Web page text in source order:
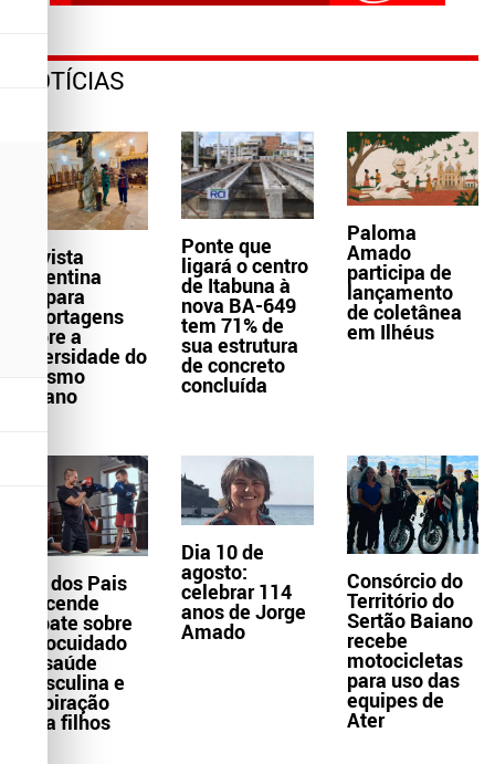
NOTÍCIAS
Revista
argentina
prepara
reportagens
sobre a
diversidade do
turismo
baiano
Ponte que
ligará o centro
de Itabuna à
nova BA-649
tem 71% de
sua estrutura
de concreto
concluída
Paloma
Amado
participa de
lançamento
de coletânea
em Ilhéus
Dia dos Pais
reacende
debate sobre
autocuidado
da saúde
masculina e
inspiração
para filhos
Dia 10 de
agosto:
celebrar 114
anos de Jorge
Amado
Consórcio do
Território do
Sertão Baiano
recebe
motocicletas
para uso das
equipes de
Ater